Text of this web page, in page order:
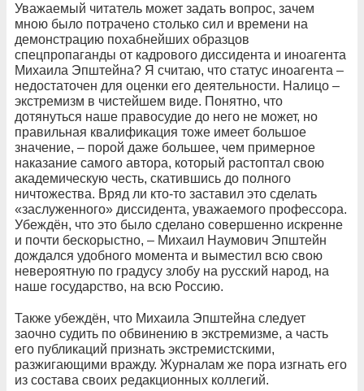
Уважаемый читатель может задать вопрос, зачем
мною было потрачено столько сил и времени на
демонстрацию похабнейших образцов
спецпропаганды от кадрового диссидента и иноагента
Михаила Эпштейна? Я считаю, что статус иноагента –
недостаточен для оценки его деятельности. Налицо –
экстремизм в чистейшем виде. Понятно, что
дотянуться наше правосудие до него не может, но
правильная квалификация тоже имеет большое
значение, – порой даже большее, чем примерное
наказание самого автора, который растоптал свою
академическую честь, скатившись до полного
ничтожества. Вряд ли кто-то заставил это сделать
«заслуженного» диссидента, уважаемого профессора.
Убеждён, что это было сделано совершенно искренне
и почти бескорыстно, – Михаил Наумович Эпштейн
дождался удобного момента и выместил всю свою
невероятную по градусу злобу на русский народ, на
наше государство, на всю Россию.
Также убеждён, что Михаила Эпштейна следует
заочно судить по обвинению в экстремизме, а часть
его публикаций признать экстремистскими,
разжигающими вражду. Журналам же пора изгнать его
из состава своих редакционных коллегий.